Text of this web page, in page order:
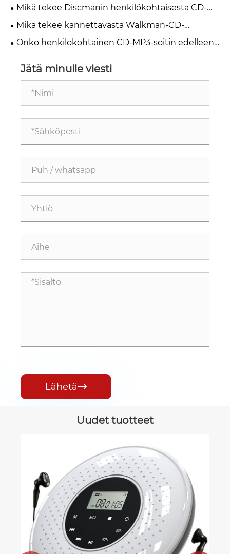
ystävien paras valinta vuonna 2026?
Mikä tekee Discmanin henkilökohtaisesta CD-
soittimesta välttämättömän musiikin ystäville
Mikä tekee kannettavasta Walkman-CD-
soittimesta parhaan vaihtoehdon musiikin
Onko henkilökohtainen CD-MP3-soitin edelleen
Jätä minulle viesti
Lähetä
Uudet tuotteet